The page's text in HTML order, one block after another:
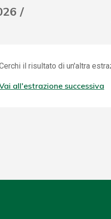
/
il risultato di un'altra
all'estrazione successiva